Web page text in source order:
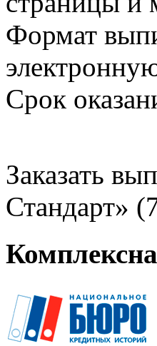
Формат
Срок
Заказать
Стандарт»